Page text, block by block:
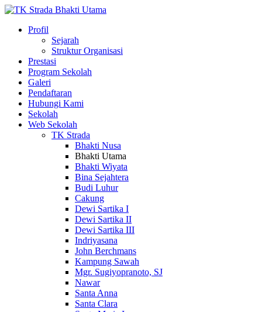
Profil
Sejarah
Struktur Organisasi
Prestasi
Program Sekolah
Galeri
Pendaftaran
Hubungi Kami
Sekolah
Web Sekolah
TK Strada
Bhakti Nusa
Bhakti Utama
Bhakti Wiyata
Bina Sejahtera
Budi Luhur
Cakung
Dewi Sartika I
Dewi Sartika II
Dewi Sartika III
Indriyasana
John Berchmans
Kampung Sawah
Mgr. Sugiyopranoto, SJ
Nawar
Santa Anna
Santa Clara